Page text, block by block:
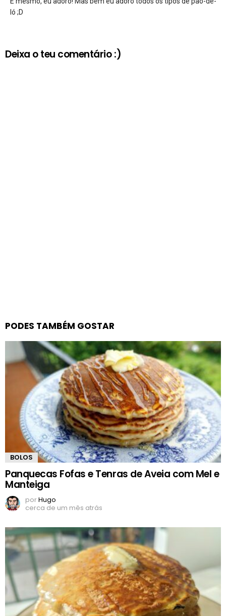
ló ;D
Deixa o teu comentário :)
PODES TAMBÉM GOSTAR
BOLOS
Panquecas Fofas e Tenras de Aveia com Mel e
Manteiga
porHugo
cerca de um mês atrás